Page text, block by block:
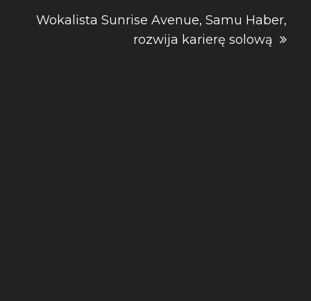
Wokalista Sunrise Avenue, Samu Haber,
rozwija ​karierę solową